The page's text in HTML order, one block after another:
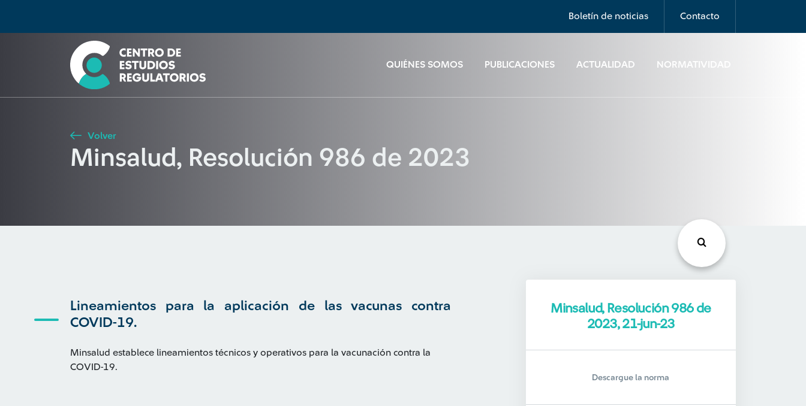
Boletín de noticias Contacto
QUIÉNES SOMOS PUBLICACIONES ACTUALIDAD NORMATIVIDAD
Seleccione país
Buscar
Volver
Minsalud, Resolución 986 de 2023
Lineamientos para la aplicación de las vacunas contra
COVID-19.
Minsalud establece lineamientos técnicos y operativos para la vacunación contra la
COVID-19.
Minsalud, Resolución 986 de
2023, 21-jun-23
Descargue la norma